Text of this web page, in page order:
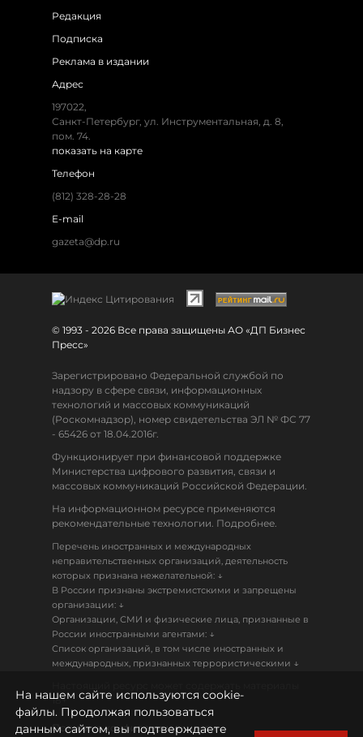
Редакция
Подписка
Реклама в издании
Адрес
197022,
Санкт-Петербург, ул. Инструментальная, д. 8,
пом. 74.
показать на карте
Телефон
(812) 328-28-28
E-mail
gazeta@dp.ru
© 1993 - 2026 Все права защищены АО «ДП Бизнес
Пресс»
Зарегистрировано Федеральной службой по
надзору в сфере связи, информационных
технологий и массовых коммуникаций
(Роскомнадзор), номер свидетельства ЭЛ № ФС 77
- 65426 от 18.04.2016г.
Функционирует при финансовой поддержке
Министерства цифрового развития, связи и
массовых коммуникаций Российской Федерации.
На информационном ресурсе применяются
рекомендательные технологии. Подробнее.
Перечень иностранных и международных
неправительственных организаций, деятельность
которых признана нежелательной: ↓
В России признаны экстремистскими и запрещены
организации: ↓
Организации, СМИ и физические лица, признанные в
России иностранными агентами: ↓
Список организаций, в том числе иностранных и
международных, признанных террористическими ↓
18+
Политика конфиденциальности
На нашем сайте используются cookie-
файлы. Продолжая пользоваться
данным сайтом, вы подтверждаете